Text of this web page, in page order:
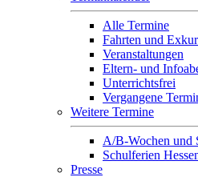
Alle Termine
Fahrten und
Veranstaltungen
Eltern- und
Unterrichtsfrei
Vergangene
Weitere Termine
A/B-Wochen und
Schulferien
Presse